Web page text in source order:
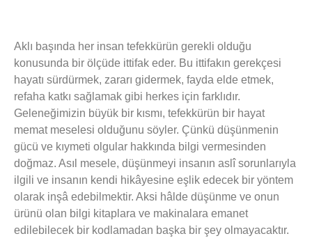
Aklı başında her insan tefekkürün gerekli olduğu
konusunda bir ölçüde ittifak eder. Bu ittifakın gerekçesi
hayatı sürdürmek, zararı gidermek, fayda elde etmek,
refaha katkı sağlamak gibi herkes için farklıdır.
Geleneğimizin büyük bir kısmı, tefekkürün bir hayat
memat meselesi olduğunu söyler. Çünkü düşünmenin
gücü ve kıymeti olgular hakkında bilgi vermesinden
doğmaz. Asıl mesele, düşünmeyi insanın aslî sorunlarıyla
ilgili ve insanın kendi hikâyesine eşlik edecek bir yöntem
olarak inşâ edebilmektir. Aksi hâlde düşünme ve onun
ürünü olan bilgi kitaplara ve makinalara emanet
edilebilecek bir kodlamadan başka bir şey olmayacaktır.